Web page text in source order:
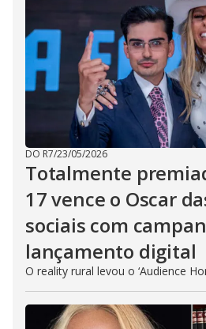
DO R7/23/05/2026
Totalmente
17 vence o Oscar
sociais com
lançamento digital
O reality rural levou o ‘Audience